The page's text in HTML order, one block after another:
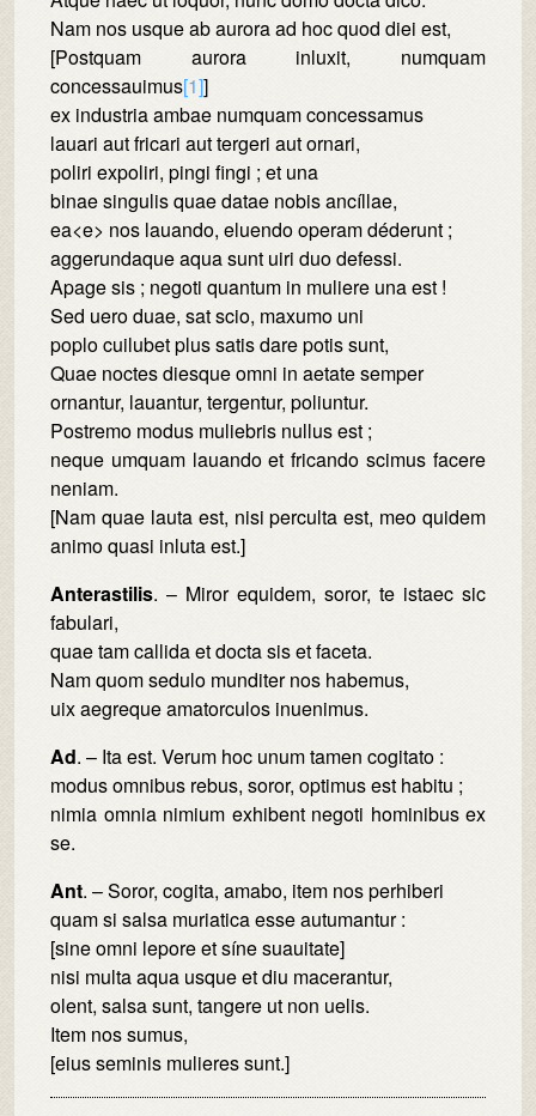
Nam nos usque ab aurora ad hoc quod diei est,
[Postquam aurora inluxit, numquam
concessauimus[1]]
ex industria ambae numquam concessamus
lauari aut fricari aut tergeri aut ornari,
poliri expoliri, pingi fingi ; et una
binae singulis quae datae nobis ancíllae,
ea<e> nos lauando, eluendo operam déderunt ;
aggerundaque aqua sunt uiri duo defessi.
Apage sis ; negoti quantum in muliere una est !
Sed uero duae, sat scio, maxumo uni
poplo cuilubet plus satis dare potis sunt,
Quae noctes diesque omni in aetate semper
ornantur, lauantur, tergentur, poliuntur.
Postremo modus muliebris nullus est ;
neque umquam lauando et fricando scimus facere
neniam.
[Nam quae lauta est, nisi perculta est, meo quidem
animo quasi inluta est.]
Anterastilis. – Miror equidem, soror, te istaec sic
fabulari,
quae tam callida et docta sis et faceta.
Nam quom sedulo munditer nos habemus,
uix aegreque amatorculos inuenimus.
Ad. – Ita est. Verum hoc unum tamen cogitato :
modus omnibus rebus, soror, optimus est habitu ;
nimia omnia nimium exhibent negoti hominibus ex
se.
Ant. – Soror, cogita, amabo, item nos perhiberi
quam si salsa muriatica esse autumantur :
[sine omni lepore et síne suauitate]
nisi multa aqua usque et diu macerantur,
olent, salsa sunt, tangere ut non uelis.
Item nos sumus,
[eius seminis mulieres sunt.]